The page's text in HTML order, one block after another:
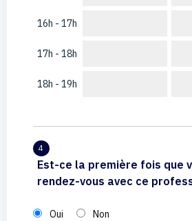
16h - 17h
17h - 18h
18h - 19h
4
Est-ce la première fois que
rendez-vous avec ce
Oui Non